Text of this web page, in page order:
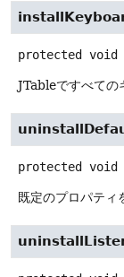
protected void
JTableですべての
protected void
既定のプロパティ